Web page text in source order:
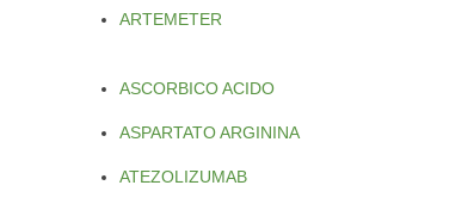
ARTEMETER
ASCORBICO ACIDO
ASPARTATO ARGININA
ATEZOLIZUMAB